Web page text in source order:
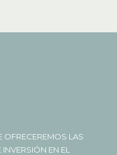
OFRECEREMOS LAS
EN EL